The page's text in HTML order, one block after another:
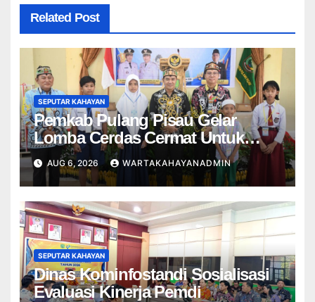
Related Post
SEPUTAR KAHAYAN
Pemkab Pulang Pisau Gelar
Lomba Cerdas Cermat Untuk
Pelajar
AUG 6, 2026 WARTAKAHAYANADMIN
SEPUTAR KAHAYAN
Dinas Kominfostandi Sosialisasi
Evaluasi Kinerja Pemdi